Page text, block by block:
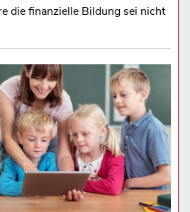
die finanzielle Bildung sei nicht